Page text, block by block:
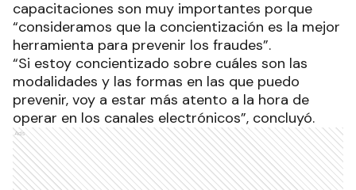
capacitaciones son muy importantes porque
“consideramos que la concientización es la mejor
herramienta para prevenir los fraudes”.
“Si estoy concientizado sobre cuáles son las
modalidades y las formas en las que puedo
prevenir, voy a estar más atento a la hora de
operar en los canales electrónicos”, concluyó.
Ads